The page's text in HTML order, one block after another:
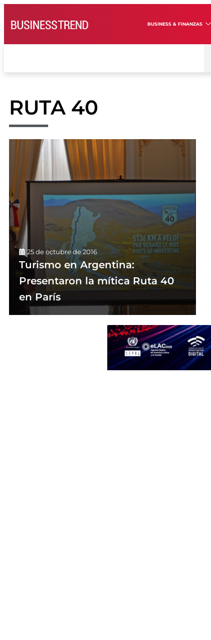
BUSINESS & FINANZAS
RUTA 40
25 de octubre de 2016
Turismo en Argentina:
Presentaron la mítica Ruta 40
en París